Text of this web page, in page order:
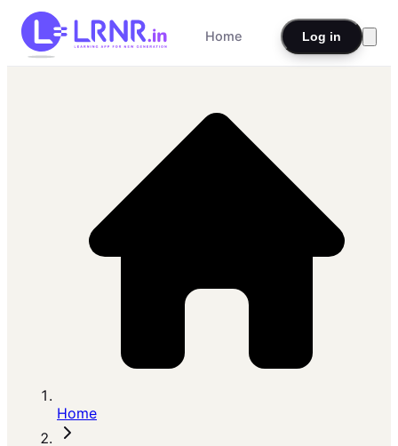
Home Log in
Home